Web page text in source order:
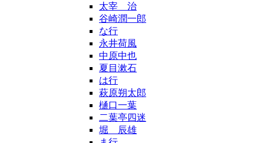
太宰 治
谷崎潤一郎
な行
永井荷風
中原中也
夏目漱石
は行
萩原朔太郎
樋口一葉
二葉亭四迷
堀 辰雄